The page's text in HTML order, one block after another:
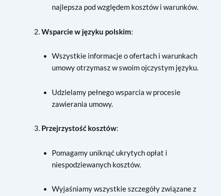
najlepsza pod względem kosztów i warunków.
Wsparcie w języku polskim:
Wszystkie informacje o ofertach i warunkach
umowy otrzymasz w swoim ojczystym języku.
Udzielamy pełnego wsparcia w procesie
zawierania umowy.
Przejrzystość kosztów:
Pomagamy uniknąć ukrytych opłat i
niespodziewanych kosztów.
Wyjaśniamy wszystkie szczegóły związane z